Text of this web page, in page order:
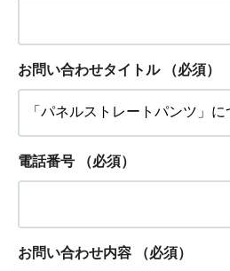
お問い合わせタイトル （必須）
電話番号 （必須）
お問い合わせ内容 （必須）